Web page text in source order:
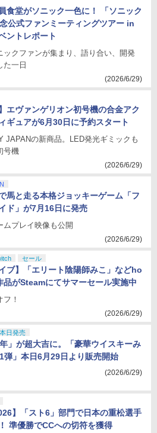
食堂がソニック一色に！ 「ソニック
公式ファンミーティングツアー in
ントレポート
ックファンが集まり、語り合い、開発
た一日
(2026/6/29)
エヴァンゲリオン初号機の合金アク
ギュアが6月30日に予約スタート
JAPANの新商品。LED発光ギミックも
号機
(2026/6/29)
馬と走る本格ジョッキーゲーム「フ
ド」が7月16日に発売
ムプレイ映像も公開
(2026/6/29)
セール
イブ】「エリート陰陽師みこ」などho
がSteamにてサマーセール実施中
！
(2026/6/29)
本日発売
年」が超大吉に。「豪華ウイスキーみ
弾」本日6月29日より販売開始
(2026/6/29)
】「スト6」部門で日本の重松選手
準優勝でCCへの切符を獲得